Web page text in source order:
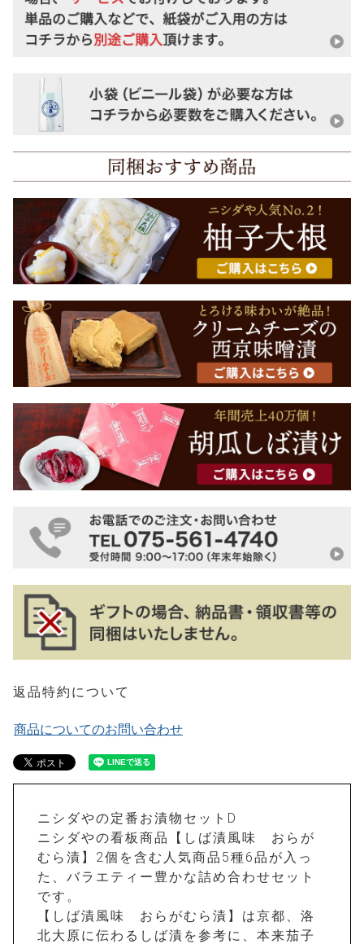
返品特約について
商品についてのお問い合わせ
ニシダやの定番お漬物セットD
ニシダやの看板商品【しば漬風味 おらが
むら漬】2個を含む人気商品5種6品が入っ
た、バラエティー豊かな詰め合わせセット
です。
【しば漬風味 おらがむら漬】は京都、洛
北大原に伝わるしば漬を参考に、本来茄子